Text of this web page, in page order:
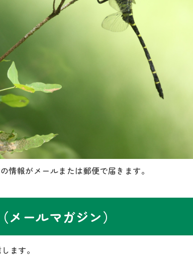
情報がメールまたは郵便で届きます。
ールマガジン）
ます。